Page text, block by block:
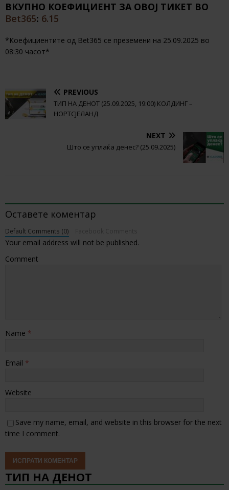
ВКУПНО КОЕФИЦИЕНТ ЗА ОВОЈ ТИКЕТ ВО
Bet365: 6.15
*Коефициентите од Bet365 се преземени на 25.09.2025 во
08:30 часот*
PREVIOUS
ТИП НА ДЕНОТ (25.09.2025, 19:00) КОЛДИНГ –
НОРТСЈЕЛАНД
NEXT
Што се уплаќа денес? (25.09.2025)
Оставете коментар
Default Comments (0)
Your email address will not be published.
Comment
Name *
Email *
Website
Save my name, email, and website in this browser for the next
time I comment.
ТИП НА ДЕНОТ